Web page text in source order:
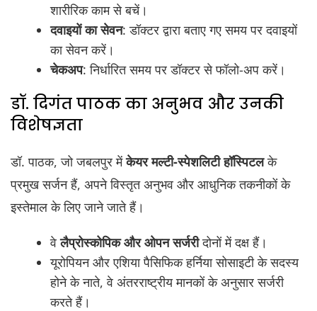
शारीरिक काम से बचें।
दवाइयों का सेवन: डॉक्टर द्वारा बताए गए समय पर दवाइयों
का सेवन करें।
चेकअप: निर्धारित समय पर डॉक्टर से फॉलो-अप करें।
डॉ. दिगंत पाठक का अनुभव और उनकी
विशेषज्ञता
डॉ. पाठक, जो जबलपुर मेंकेयर मल्टी-स्पेशलिटी हॉस्पिटलके
प्रमुख सर्जन हैं, अपने विस्तृत अनुभव और आधुनिक तकनीकों के
इस्तेमाल के लिए जाने जाते हैं।
वेलैप्रोस्कोपिक और ओपन सर्जरीदोनों में दक्ष हैं।
यूरोपियन और एशिया पैसिफिक हर्निया सोसाइटी के सदस्य
होने के नाते, वे अंतरराष्ट्रीय मानकों के अनुसार सर्जरी
करते हैं।